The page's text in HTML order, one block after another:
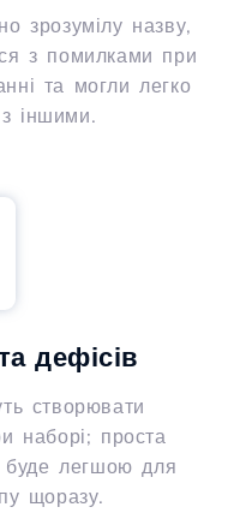
зрозумілу назву,
з помилками при
та могли легко
іншими.
дефісів
створювати
наборі; проста
буде легшою для
щоразу.